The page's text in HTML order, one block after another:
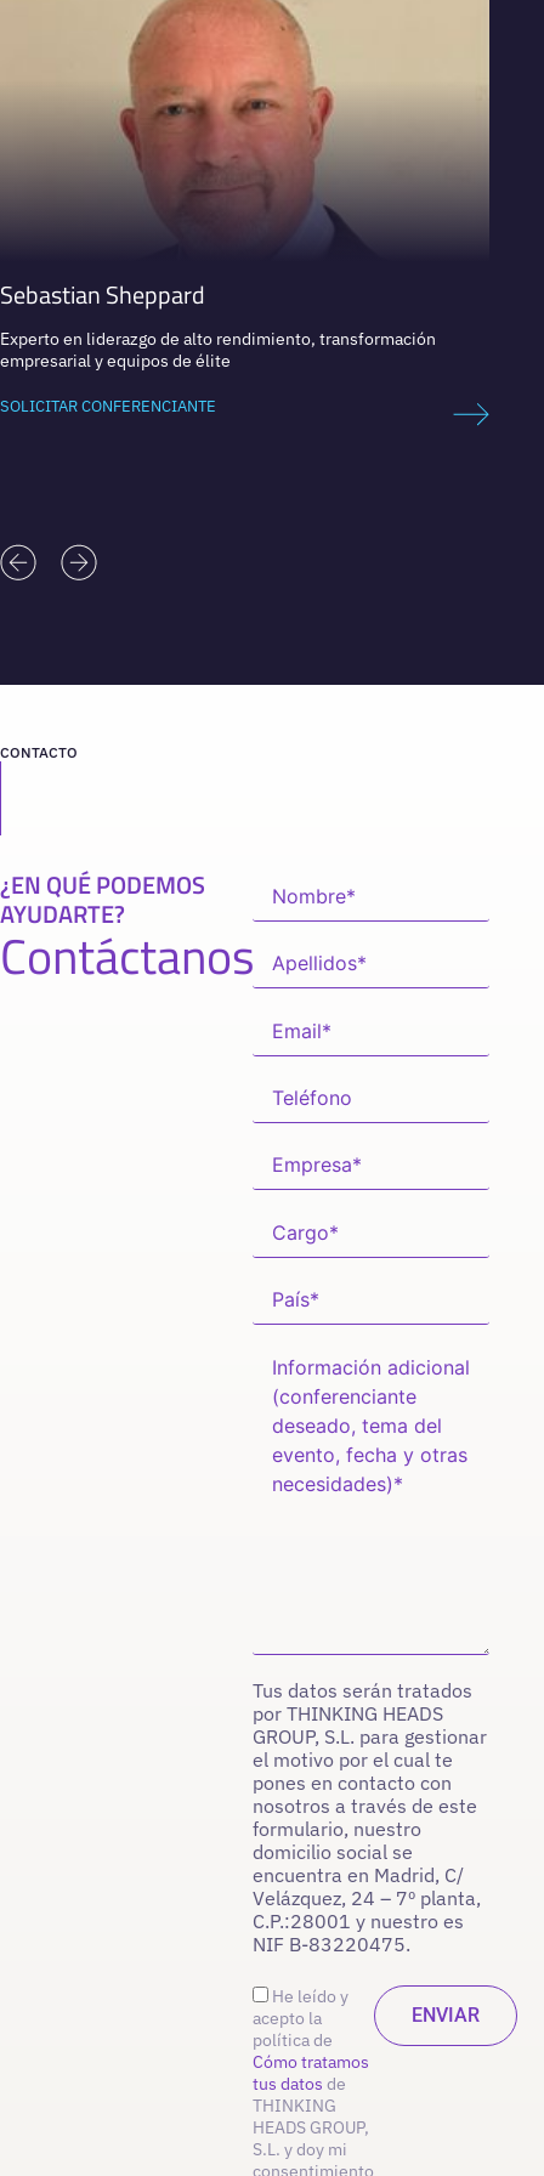
Sebastian Sheppard
Experto en liderazgo de alto rendimiento, transformación
empresarial y equipos de élite
SOLICITAR CONFERENCIANTE
CONTACTO
¿EN QUÉ PODEMOS
AYUDARTE?
Contáctanos
Tus datos serán tratados
por THINKING HEADS
GROUP, S.L. para gestionar
el motivo por el cual te
pones en contacto con
nosotros a través de este
formulario, nuestro
domicilio social se
encuentra en Madrid, C/
Velázquez, 24 – 7º planta,
C.P.:28001 y nuestro es
NIF B-83220475.
He leído y
acepto la
política de
Cómo tratamos
tus datos de
THINKING
HEADS GROUP,
S.L. y doy mi
consentimiento